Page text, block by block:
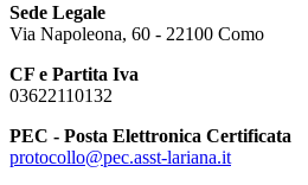
Sede Legale
Via Napoleona, 60 - 22100 Como
CF e Partita Iva
03622110132
PEC - Posta Elettronica Certificata
protocollo@pec.asst-lariana.it